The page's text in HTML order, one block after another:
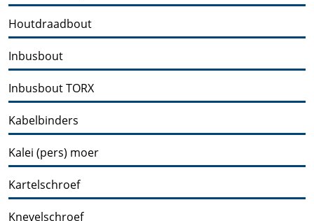
Houtdraadbout
Inbusbout
Inbusbout TORX
Kabelbinders
Kalei (pers) moer
Kartelschroef
Knevelschroef